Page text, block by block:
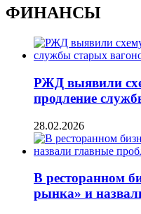
ФИНАНСЫ
РЖД выявили
продление
28.02.2026
В ресторанном
рынка» и